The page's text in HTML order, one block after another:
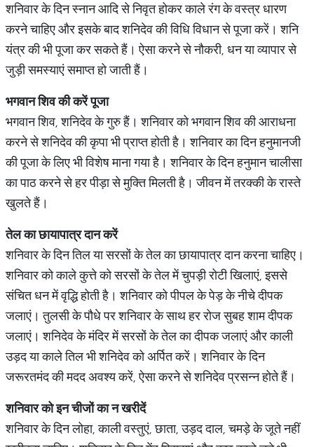
शनिवार के दिन स्नान आदि से निवृत होकर काले रंग के वस्त्र धारण
करने चाहिए और इसके बाद शनिदेव की विधि विधान से पूजा करें। शनि
यंत्र की भी पूजा कर सकते हैं। ऐसा करने से नौकरी, धन या व्यापार से
जुड़ी समस्याएं समाप्त हो जाती हैं।
भगवान शिव की करें पूजा
भगवान शिव, शनिदेव के गुरु हैं। शनिवार को भगवान शिव की आराधना
करने से शनिदेव की कृपा भी प्राप्त होती है। शनिवार का दिन हनुमानजी
की पूजा के लिए भी विशेष माना गया है। शनिवार के दिन हनुमान चालीसा
का पाठ करने से हर पीड़ा से मुक्ति मिलती है। जीवन में तरक्की के रास्ते
खुलते हैं।
तेल का छायापात्र दान करें
शनिवार के दिन तिल या सरसों के तेल का छायापात्र दान करना चाहिए।
शनिवार को काले कुत्ते को सरसों के तेल में चुपड़ी रोटी खिलाएं, इससे
संचित धन में वृद्धि होती है। शनिवार को पीपल के पेड़ के नीचे दीपक
जलाएं। तुलसी के पौधे पर शनिवार के साथ हर रोज सुबह शाम दीपक
जलाएं। शनिदेव के मंदिर में सरसों के तेल का दीपक जलाएं और काली
उड़द या काले तिल भी शनिदेव को अर्पित करें। शनिवार के दिन
जरूरतमंद की मदद अवश्य करें, ऐसा करने से शनिदेव प्रसन्न होते हैं।
शनिवार को इन चीजों का न खरीदें
शनिवार के दिन लोहा, काली वस्तुएं, छाता, उड़द दाल, चमड़े के जूते नहीं